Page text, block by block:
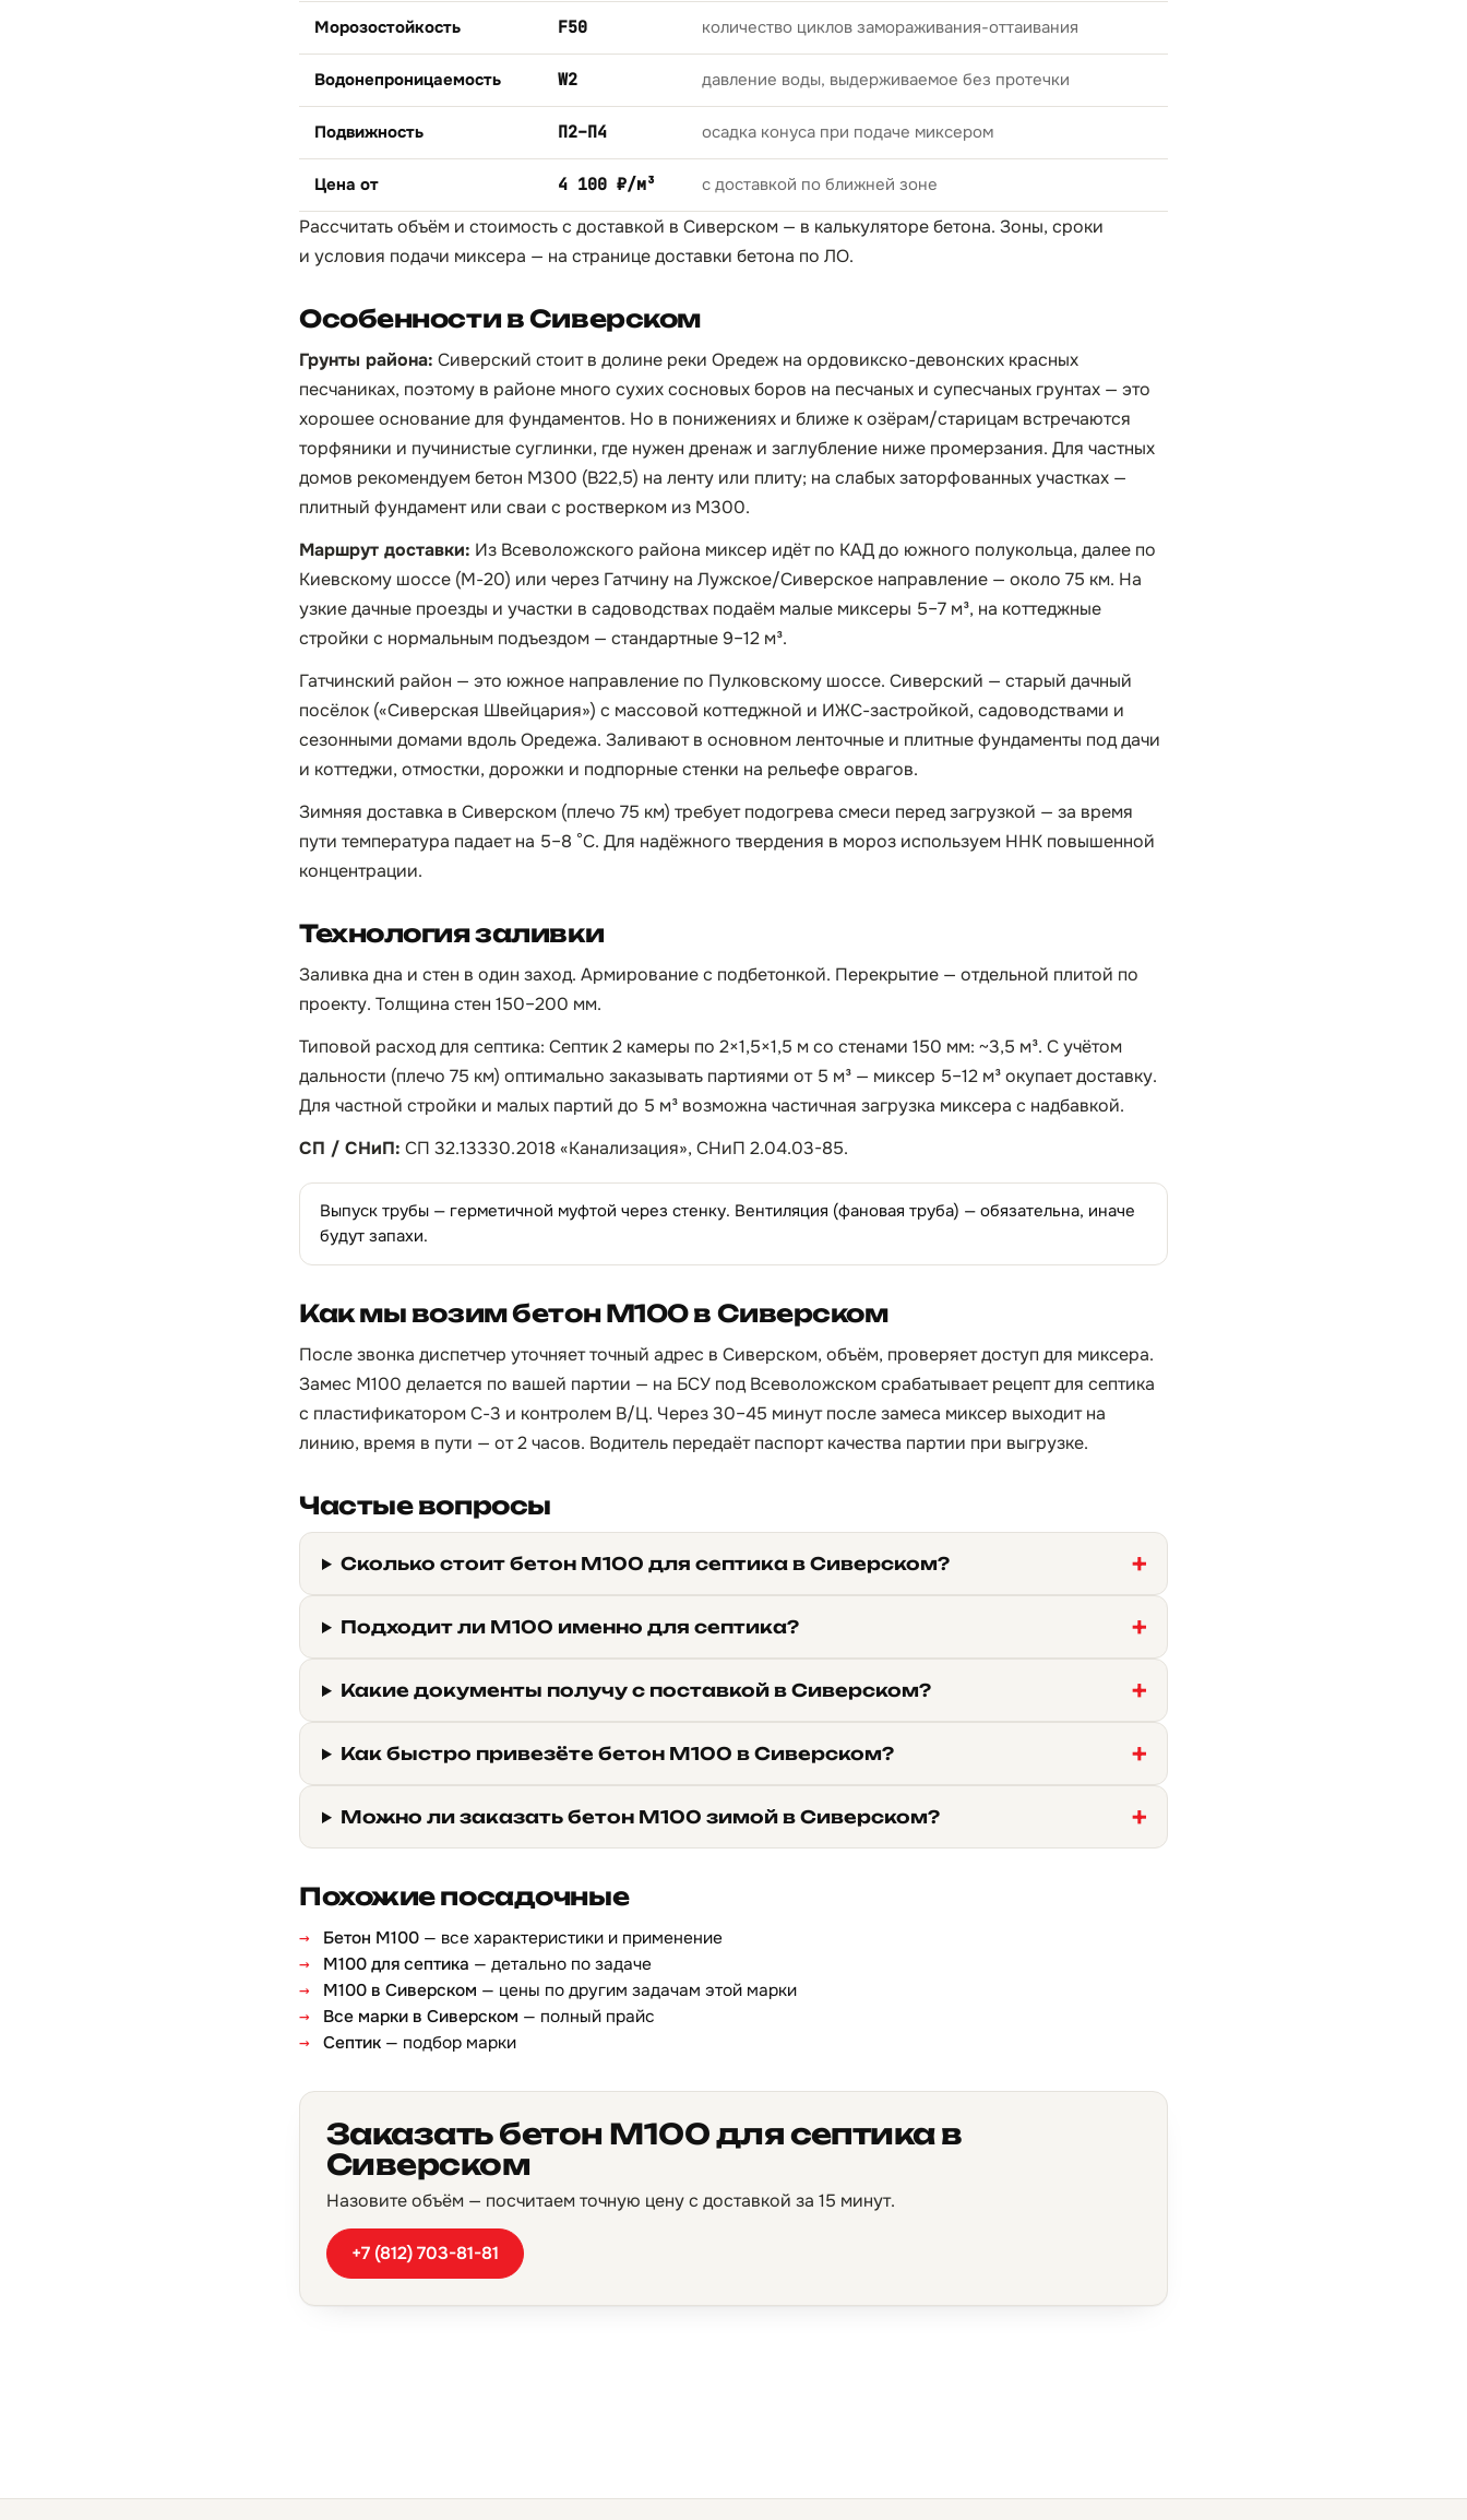
Морозостойкость F50 количество циклов замораживания-оттаивания
Водонепроницаемость W2 давление воды, выдерживаемое без протечки
Подвижность П2–П4 осадка конуса при подаче миксером
Цена от 4 100 ₽/м³ с доставкой по ближней зоне
Рассчитать объём и стоимость с доставкой в Сиверском — в калькуляторе бетона. Зоны, сроки
и условия подачи миксера — на страницедоставки бетона по ЛО.
Особенности в Сиверском
Грунты района: Сиверский стоит в долине реки Оредеж на ордовикско-девонских красных
песчаниках, поэтому в районе много сухих сосновых боров на песчаных и супесчаных грунтах — это
хорошее основание для фундаментов. Но в понижениях и ближе к озёрам/старицам встречаются
торфяники и пучинистые суглинки, где нужен дренаж и заглубление ниже промерзания. Для частных
домов рекомендуем бетон М300 (B22,5) на ленту или плиту; на слабых заторфованных участках —
плитный фундамент или сваи с ростверком из М300.
Маршрут доставки: Из Всеволожского района миксер идёт по КАД до южного полукольца, далее по
Киевскому шоссе (М-20) или через Гатчину на Лужское/Сиверское направление — около 75 км. На
узкие дачные проезды и участки в садоводствах подаём малые миксеры 5–7 м³, на коттеджные
стройки с нормальным подъездом — стандартные 9–12 м³.
Гатчинский район — это южное направление по Пулковскому шоссе. Сиверский — старый дачный
посёлок («Сиверская Швейцария») с массовой коттеджной и ИЖС-застройкой, садоводствами и
сезонными домами вдоль Оредежа. Заливают в основном ленточные и плитные фундаменты под дачи
и коттеджи, отмостки, дорожки и подпорные стенки на рельефе оврагов.
Зимняя доставка в Сиверском (плечо 75 км) требует подогрева смеси перед загрузкой — за время
пути температура падает на 5–8 °C. Для надёжного твердения в мороз используем ННК повышенной
концентрации.
Технология заливки
Заливка дна и стен в один заход. Армирование с подбетонкой. Перекрытие — отдельной плитой по
проекту. Толщина стен 150–200 мм.
Типовой расход для септика: Септик 2 камеры по 2×1,5×1,5 м со стенами 150 мм: ~3,5 м³. С учётом
дальности (плечо 75 км) оптимально заказывать партиями от 5 м³ — миксер 5–12 м³ окупает доставку.
Для частной стройки и малых партий до 5 м³ возможна частичная загрузка миксера с надбавкой.
СП / СНиП: СП 32.13330.2018 «Канализация», СНиП 2.04.03-85.
Выпуск трубы — герметичной муфтой через стенку. Вентиляция (фановая труба) — обязательна, иначе
будут запахи.
Как мы возим бетон М100 в Сиверском
После звонка диспетчер уточняет точный адрес в Сиверском, объём, проверяет доступ для миксера.
Замес М100 делается по вашей партии — на БСУ под Всеволожском срабатывает рецепт для септика
с пластификатором С-3 и контролем В/Ц. Через 30–45 минут после замеса миксер выходит на
линию, время в пути — от 2 часов. Водитель передаёт паспорт качества партии при выгрузке.
Частые вопросы
Сколько стоит бетон М100 для септика в Сиверском?
Подходит ли М100 именно для септика?
Какие документы получу с поставкой в Сиверском?
Как быстро привезёте бетон М100 в Сиверском?
Можно ли заказать бетон М100 зимой в Сиверском?
Похожие посадочные
Бетон М100 — все характеристики и применение
М100 для септика — детально по задаче
М100 в Сиверском — цены по другим задачам этой марки
Все марки в Сиверском — полный прайс
Септик — подбор марки
Заказать бетон М100 для септика в
Сиверском
Назовите объём — посчитаем точную цену с доставкой за 15 минут.
+7 (812) 703-81-81